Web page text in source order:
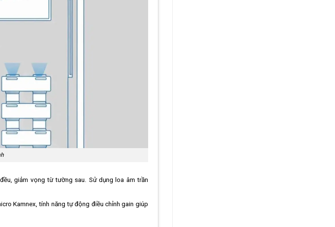
giảm vọng từ tường sau. Sử dụng loa âm trần
Kamnex, tính năng tự động điều chỉnh gain giúp